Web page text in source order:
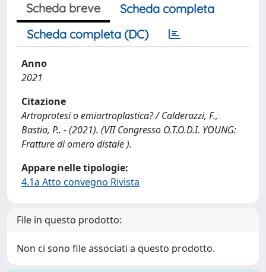
Scheda breve
Scheda completa
Scheda completa (DC)
Anno
2021
Citazione
Artroprotesi o emiartroplastica? / Calderazzi, F.,
Bastia, P.. - (2021). (VII Congresso O.T.O.D.I. YOUNG:
Fratture di omero distale ).
Appare nelle tipologie:
4.1a Atto convegno Rivista
File in questo prodotto:
Non ci sono file associati a questo prodotto.